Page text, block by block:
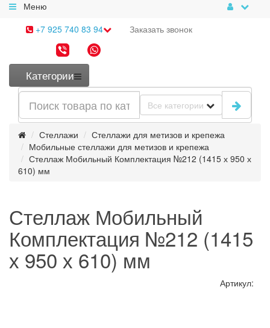
Меню
+7 925 740 83 94
Заказать звонок
Категории
Все категории
Стеллажи
Стеллажи для метизов и крепежа
Мобильные стеллажи для метизов и крепежа
Стеллаж Мобильный Комплектация №212 (1415 х 950 х
610) мм
Стеллаж Мобильный
Комплектация №212 (1415
х 950 х 610) мм
Артикул: